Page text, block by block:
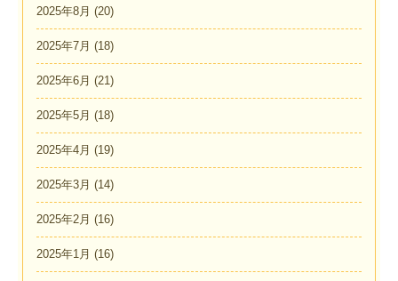
2025年8月 (20)
2025年7月 (18)
2025年6月 (21)
2025年5月 (18)
2025年4月 (19)
2025年3月 (14)
2025年2月 (16)
2025年1月 (16)